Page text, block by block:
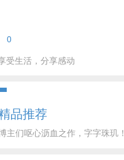
0
受生活，分享感动
品推荐
主们呕心沥血之作，字字珠玑